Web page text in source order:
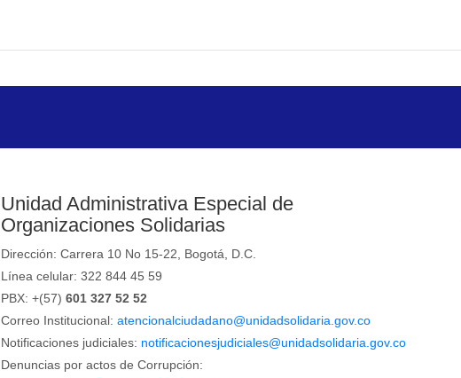
Unidad Administrativa Especial de
Organizaciones Solidarias
Dirección: Carrera 10 No 15-22, Bogotá, D.C.
Línea celular: 322 844 45 59
PBX: +(57)601 327 52 52
Correo Institucional:atencionalciudadano@unidadsolidaria.gov.co
Notificaciones judiciales: notificacionesjudiciales@unidadsolidaria.gov.co
Denuncias por actos de Corrupción: